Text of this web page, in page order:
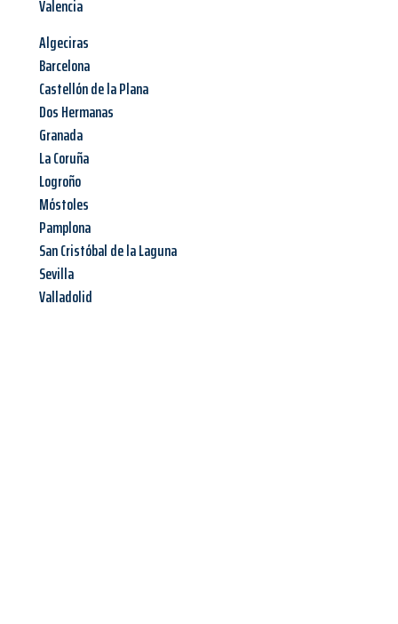
Valencia
Algeciras
Barcelona
Castellón de la Plana
Dos Hermanas
Granada
La Coruña
Logroño
Móstoles
Pamplona
San Cristóbal de la Laguna
Sevilla
Valladolid